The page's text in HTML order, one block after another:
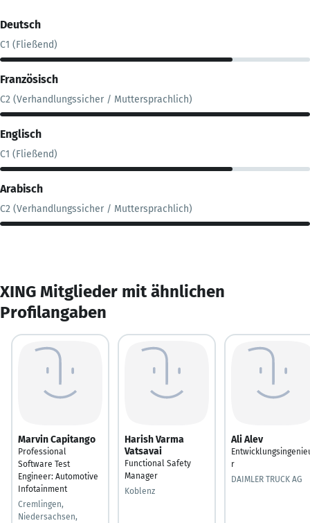
Deutsch
C1 (Fließend)
Französisch
C2 (Verhandlungssicher / Muttersprachlich)
Englisch
C1 (Fließend)
Arabisch
C2 (Verhandlungssicher / Muttersprachlich)
XING Mitglieder mit ähnlichen
Profilangaben
Marvin Capitango
Professional
Software Test
Engineer: Automotive
Infotainment
Cremlingen,
Niedersachsen,
Harish Varma
Vatsavai
Functional Safety
Manager
Koblenz
Ali Alev
r
DAIMLER TRUCK AG